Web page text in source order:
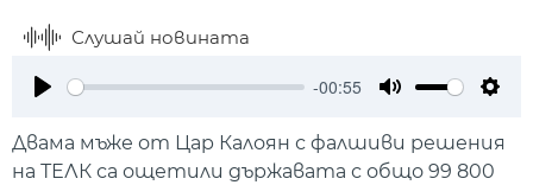
Слушай новината
-00:55
Двама мъже от Цар Калоян с фалшиви решения
на ТЕЛК са ощетили държавата с общо 99 800